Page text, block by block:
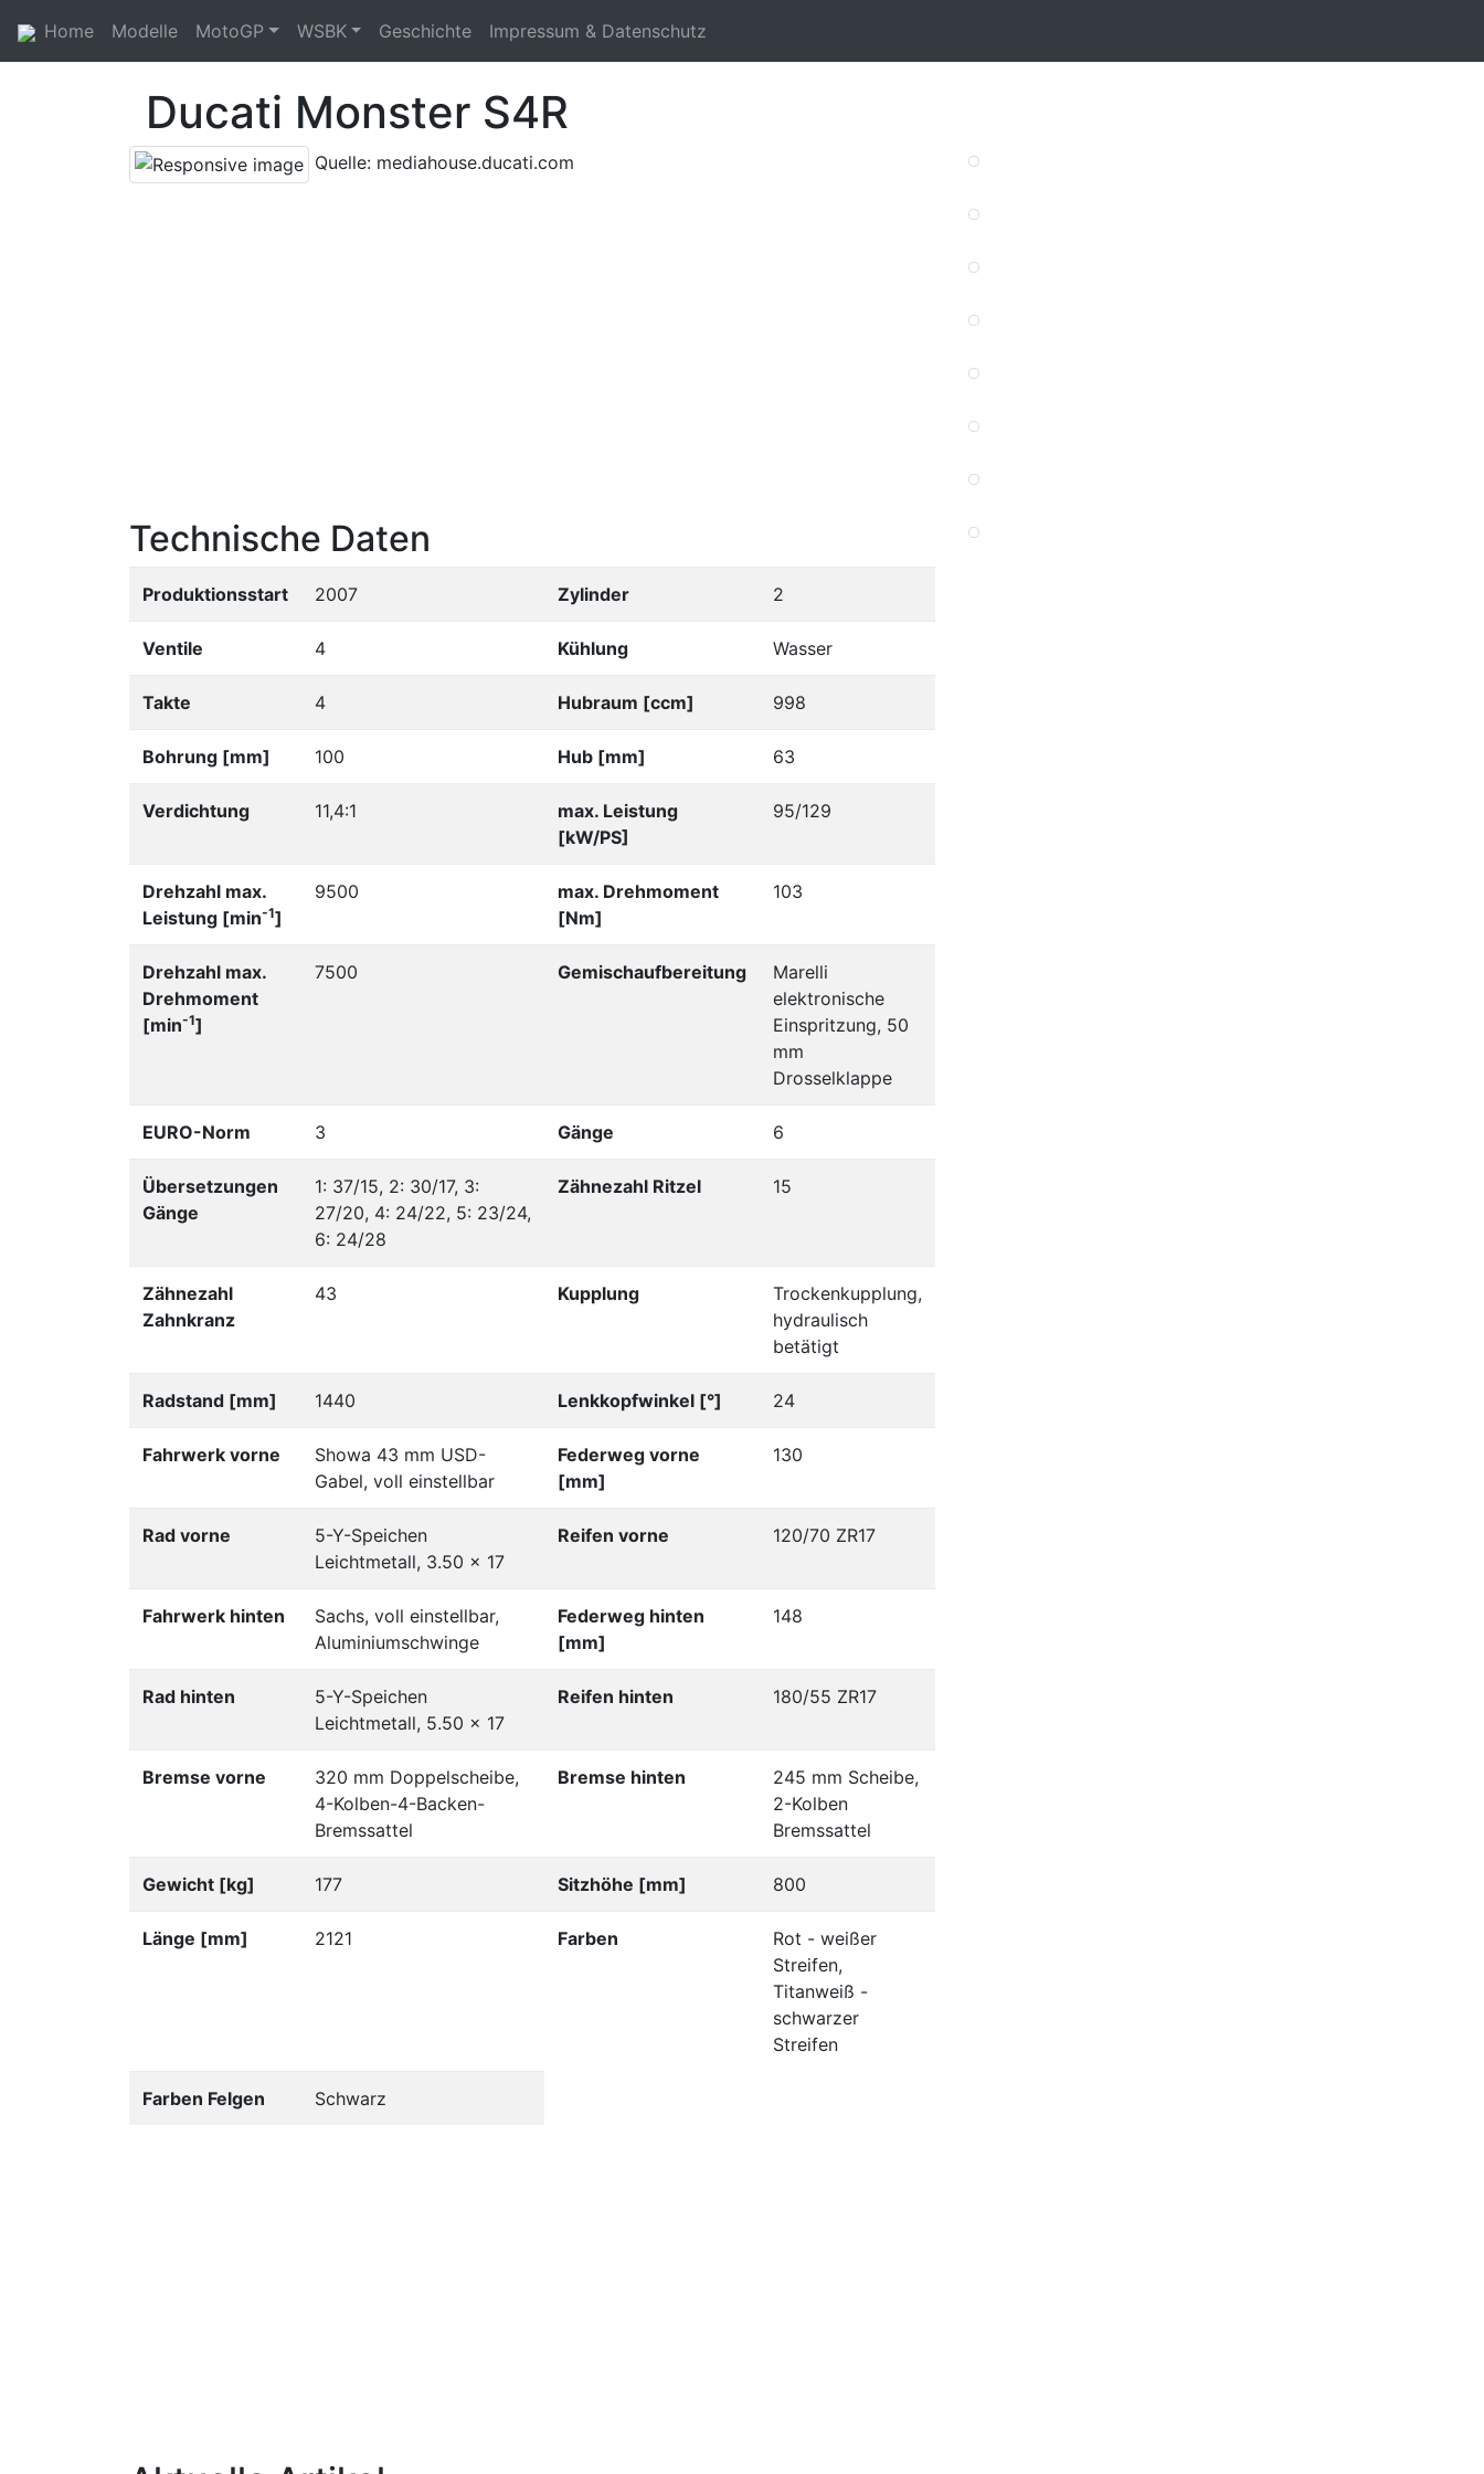
Home Modelle MotoGP WSBK Geschichte Impressum & Datenschutz
Ducati Monster S4R
Quelle: mediahouse.ducati.com
Technische Daten
Produktionsstart 2007 Zylinder 2
Ventile 4 Kühlung Wasser
Takte 4 Hubraum [ccm] 998
Bohrung [mm] 100 Hub [mm] 63
Verdichtung 11,4:1
max. Leistung
[kW/PS]
95/129
Drehzahl max.
Leistung [min-1]
9500
max. Drehmoment
[Nm]
103
Drehzahl max.
Drehmoment
[min-1]
7500 Gemischaufbereitung
Marelli
elektronische
Einspritzung, 50
mm
Drosselklappe
EURO-Norm 3 Gänge 6
Übersetzungen
Gänge
1: 37/15, 2: 30/17, 3:
27/20, 4: 24/22, 5: 23/24,
6: 24/28
Zähnezahl Ritzel 15
Zähnezahl
Zahnkranz
43 Kupplung
Trockenkupplung,
hydraulisch
betätigt
Radstand [mm] 1440 Lenkkopfwinkel [°] 24
Fahrwerk vorne
Showa 43 mm USD-
Gabel, voll einstellbar
Federweg vorne
[mm]
130
Rad vorne
5-Y-Speichen
Leichtmetall, 3.50 x 17
Reifen vorne 120/70 ZR17
Fahrwerk hinten
Sachs, voll einstellbar,
Aluminiumschwinge
Federweg hinten
[mm]
148
Rad hinten
5-Y-Speichen
Leichtmetall, 5.50 x 17
Reifen hinten 180/55 ZR17
Bremse vorne
320 mm Doppelscheibe,
4-Kolben-4-Backen-
Bremssattel
Bremse hinten
245 mm Scheibe,
2-Kolben
Bremssattel
Gewicht [kg] 177 Sitzhöhe [mm] 800
Länge [mm] 2121 Farben
Rot - weißer
Streifen,
Titanweiß -
schwarzer
Streifen
Farben Felgen Schwarz